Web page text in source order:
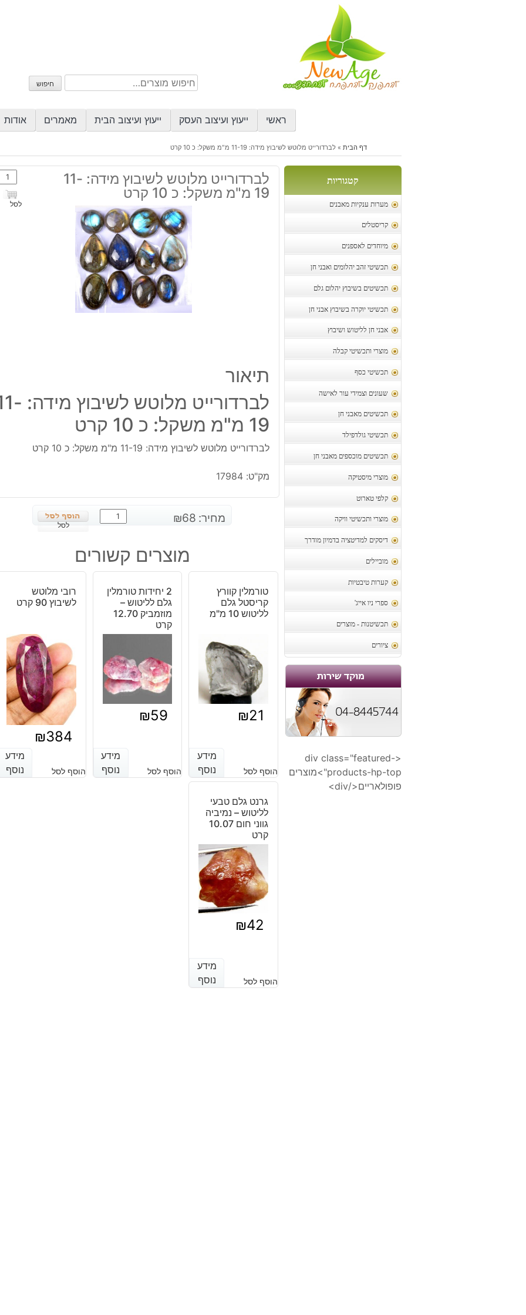
חיפוש
עבור:
חיפוש
ראשי ייעוץ ועיצוב העסק ייעוץ ועיצוב הבית מאמרים אודות
דף הבית »לברדורייט מלוטש לשיבוץ מידה: 11-19 מ"מ משקל: כ 10 קרט
קטגוריות
מערות ענקיות מאבנים
קריסטלים
מיוחדים לאספנים
תכשיטי זהב יהלומים ואבני חן
תכשיטים בשיבוץ יהלום גלם
תכשיטי יוקרה בשיבוץ אבני חן
אבני חן לליטוש ושיבוץ
מוצרי ותכשיטי קבלה
תכשיטי כסף
שעונים וצמידי עור לאישה
תכשיטים מאבני חן
תכשיטי גולדפילד
תכשיטים מוכספים מאבני חן
מוצרי מיסטיקה
קלפי טארוט
מוצרי ותכשיטי וויקה
דיסקים למדיטציה בדמיון מודרך
מוביילים
קערות טיבטיות
ספרי ניו אייג'
תכשיטנות - מוצרים
ציורים
<div class="featured-
products-hp-top">מוצרים
פופולאריים</div>
לברדורייט מלוטש לשיבוץ מידה: 11-
19 מ"מ משקל: כ 10 קרט
של
לסל
תיאור
לברדורייט מלוטש
19 מ"מ משקל: כ 10 קרט
לברדורייט מלוטש לשיבוץ מידה: 11-19 מ"מ משקל: כ 10 קרט
מק"ט: 17984
מחיר: ₪68
כמות
של
מלוטש
לשיבוץ
11-
19
10
קרט
לסל
מוצרים קשורים
טורמלין קוורץ
קריסטל גלם
לליטוש 10 מ"מ
₪21
מידע
נוסף
הוסף לסל
מידע
נוסף
2 יחידות טורמלין
גלם לליטוש –
מוזמביק 12.70
קרט
₪59
מידע
נוסף
הוסף לסל
מידע
נוסף
רובי מלוטש
לשיבוץ 90 קרט
₪384
מידע
נוסף
הוסף לסל
מידע
נוסף
גרנט גלם טבעי
לליטוש – נמיביה
גווני חום 10.07
קרט
₪42
מידע
נוסף
הוסף לסל
מידע
נוסף